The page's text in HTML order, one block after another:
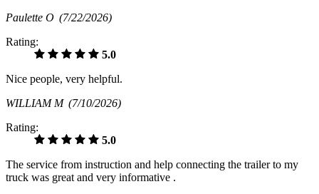
Paulette O (7/22/2026)
Rating:
5.0
Nice people, very helpful.
WILLIAM M (7/10/2026)
Rating:
5.0
The service from instruction and help connecting the trailer to my
truck was great and very informative .